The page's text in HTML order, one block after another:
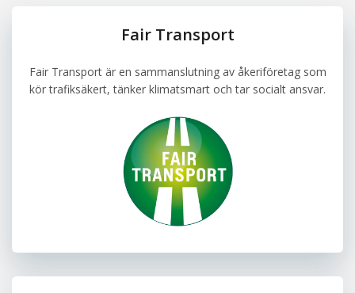
Fair Transport
Fair Transport är en sammanslutning av åkeriföretag som
kör trafiksäkert, tänker klimatsmart och tar socialt ansvar.